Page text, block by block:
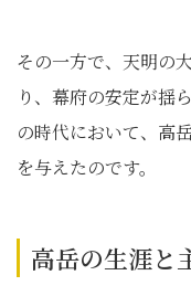
その一方で、天明の
り、幕府の安定が揺
の時代において、高
を与えたのです。
高岳の生涯と